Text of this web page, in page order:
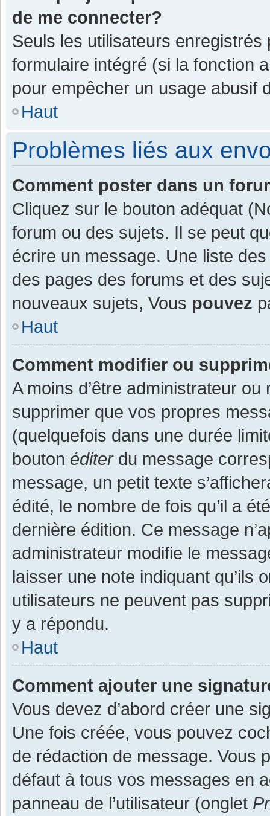
de me connecter?
Seuls les utilisateurs enregistrés
formulaire intégré (si la fonction
pour empêcher un usage abusif
Haut
Problèmes liés aux
Comment poster dans un
Cliquez sur le bouton adéquat
forum ou des sujets. Il se peut
écrire un message. Une liste
des pages des forums et des
nouveaux sujets, Vous pouvez
Haut
Comment modifier ou
A moins d’être administrateur
supprimer que vos propres
(quelquefois dans une durée
bouton éditerdu message
message, un petit texte
édité, le nombre de fois qu’il a
dernière édition. Ce message
administrateur modifie le
laisser une note indiquant qu’ils
utilisateurs ne peuvent pas
y a répondu.
Haut
Comment ajouter une
Vous devez d’abord créer une
Une fois créée, vous pouvez
de rédaction de message. Vous
défaut à tous vos messages en
panneau de l’utilisateur (onglet